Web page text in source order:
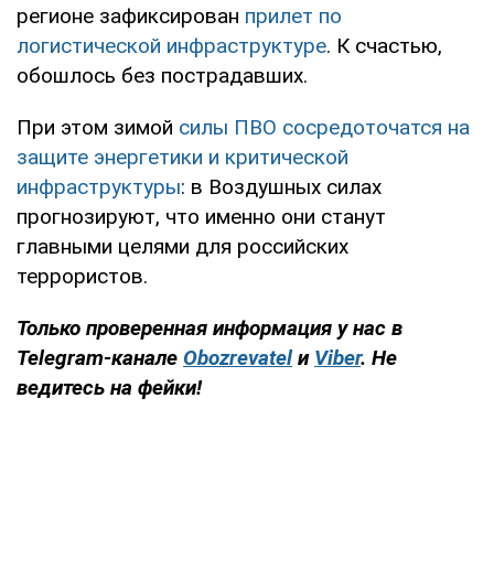
регионе зафиксирован прилет по
логистической инфраструктуре. К счастью,
обошлось без пострадавших.
При этом зимой силы ПВО сосредоточатся на
защите энергетики и критической
инфраструктуры: в Воздушных силах
прогнозируют, что именно они станут
главными целями для российских
террористов.
Только проверенная информация у нас в
Telegram-канале Obozrevatel и Viber. Не
ведитесь на фейки!